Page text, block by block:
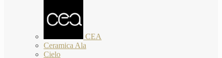
CEA
Ceramica Ala
Cielo